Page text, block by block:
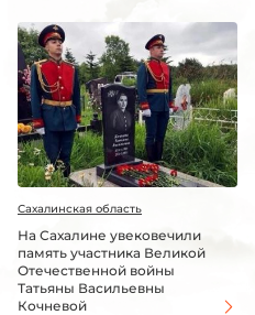
Сахалинская область
На Сахалине увековечили
память участника Великой
Отечественной войны
Татьяны Васильевны
Кочневой